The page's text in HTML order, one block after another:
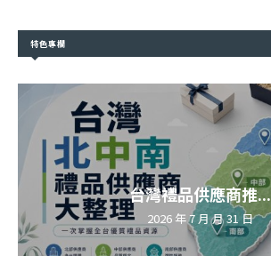
特色專欄
台灣禮品供應商推...
2026 年 7 月 月 31 日